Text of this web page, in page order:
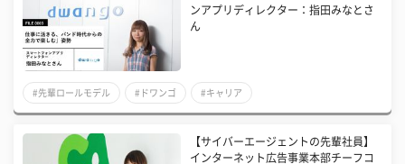
ンアプリディレクター：指田みなとさ
ん
#先輩ロールモデル #ドワンゴ #キャリア
【サイバーエージェントの先輩社員】
インターネット広告事業本部チーフコ